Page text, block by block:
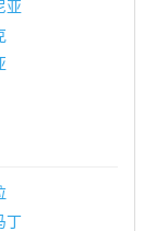
亚
丁